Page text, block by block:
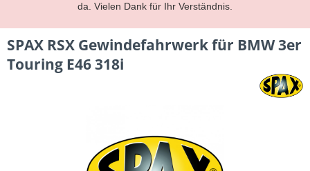
da. Vielen Dank für Ihr Verständnis.
SPAX RSX Gewindefahrwerk für BMW 3er
Touring E46 318i